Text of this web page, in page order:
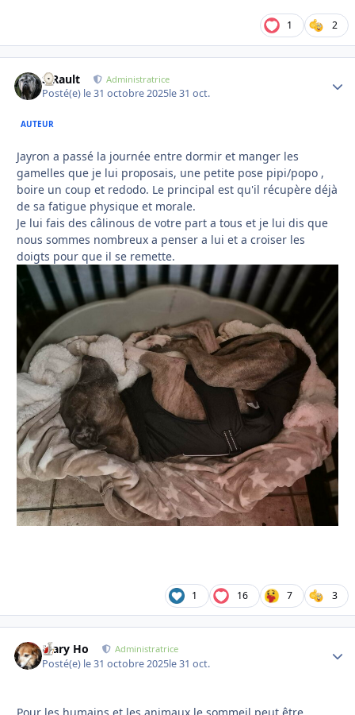
1 2
S.Rault Administratrice
Posté(e) le 31 octobre 2025le 31 oct.
AUTEUR
Jayron a passé la journée entre dormir et manger les
gamelles que je lui proposais, une petite pose pipi/popo ,
boire un coup et redodo. Le principal est qu'il récupère déjà
de sa fatigue physique et morale.
Je lui fais des câlinous de votre part a tous et je lui dis que
nous sommes nombreux a penser a lui et a croiser les
doigts pour que il se remette.
1 16 7 3
Mary Ho Administratrice
Posté(e) le 31 octobre 2025le 31 oct.